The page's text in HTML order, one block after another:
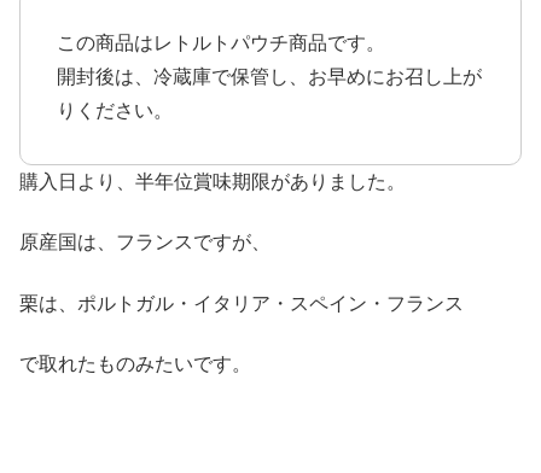
この商品はレトルトパウチ商品です。
開封後は、冷蔵庫で保管し、お早めにお召し上が
りください。
購入日より、半年位賞味期限がありました。
原産国は、フランスですが、
栗は、ポルトガル・イタリア・スペイン・フランス
で取れたものみたいです。